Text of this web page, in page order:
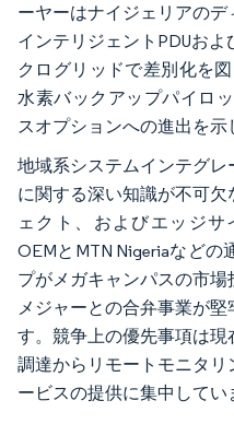
ーヤーはナイジェリアの
インテリジェントPDUお
クログリッドで差別化を
水素バックアップパイロ
スオプションへの進出を示
地域系システムインテグ
に関する深い知識が不可
ェクト、およびエッジサ
OEMとMTN Nigeriaなどの
プがメガキャンパスの市
メジャーとの合弁事業が
す。競争上の優先事項は
調達からリモートモニタ
ービスの提供に集中してい